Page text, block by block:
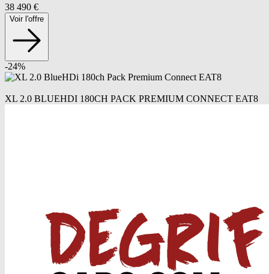
38 490 €
Voir l'offre
-24%
XL 2.0 BLUEHDI 180CH PACK PREMIUM CONNECT EAT8